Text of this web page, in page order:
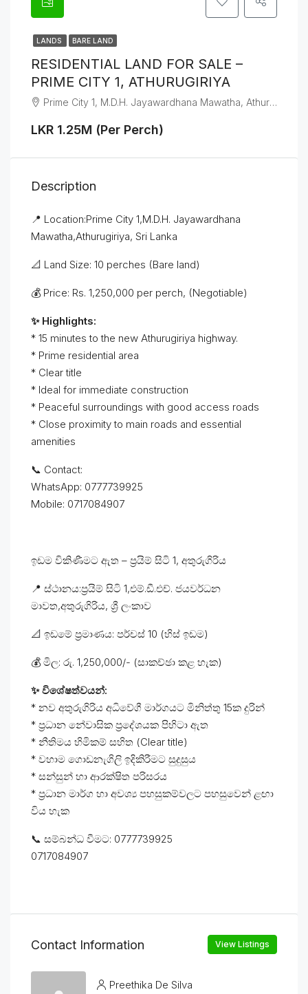
LANDS BARE LAND
RESIDENTIAL LAND FOR SALE –
PRIME CITY 1, ATHURUGIRIYA
Prime City 1, M.D.H. Jayawardhana Mawatha, Athurugiriya
LKR 1.25M (Per Perch)
Description
📍 Location:Prime City 1,M.D.H. Jayawardhana
Mawatha,Athurugiriya, Sri Lanka
📐 Land Size: 10 perches (Bare land)
💰 Price: Rs. 1,250,000 per perch, (Negotiable)
✨ Highlights:
* 15 minutes to the new Athurugiriya highway.
* Prime residential area
* Clear title
* Ideal for immediate construction
* Peaceful surroundings with good access roads
* Close proximity to main roads and essential
amenities
📞 Contact:
WhatsApp: 0777739925
Mobile: 0717084907
ඉඩම විකිණීමට ඇත – ප්‍රයිම් සිටි 1, අතුරුගිරිය
📍 ස්ථානය:ප්‍රයිම් සිටි 1,එම්.ඩී.එච්. ජයවර්ධන
මාවත,අතුරුගිරිය, ශ්‍රී ලංකාව
📐 ඉඩමේ ප්‍රමාණය: පර්චස් 10 (හිස් ඉඩම)
💰 මිල: රු. 1,250,000/- (සාකච්ඡා කළ හැක)
✨ විශේෂත්වයන්:
* නව අතුරුගිරිය අධිවේගී මාර්ගයට මිනිත්තු 15ක දුරින්
* ප්‍රධාන නේවාසික ප්‍රදේශයක පිහිටා ඇත
* නීතිමය හිමිකම් සහිත (Clear title)
* වහාම ගොඩනැගිලි ඉදිකිරීමට සුදුසුය
* සන්සුන් හා ආරක්ෂිත පරිසරය
* ප්‍රධාන මාර්ග හා අවශ්‍ය පහසුකම්වලට පහසුවෙන් ළඟා
විය හැක
📞 සම්බන්ධ වීමට: 0777739925
0717084907
Contact Information View Listings
Preethika De Silva